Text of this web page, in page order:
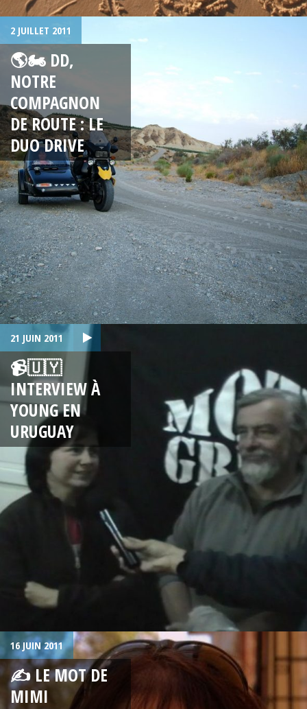
2 JUILLET 2011
🌎🏍 DD,
NOTRE
COMPAGNON
DE ROUTE : LE
DUO DRIVE
21 JUIN 2011
📹🇺🇾
INTERVIEW À
YOUNG EN
URUGUAY
16 JUIN 2011
✍ LE MOT DE
MIMI